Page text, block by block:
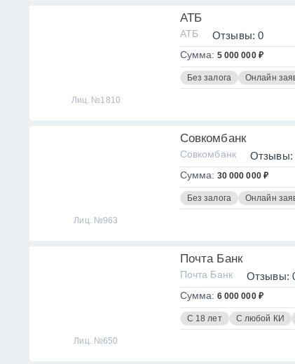
Лиц. №1810
АТБ
АТБ Отзывы: 0
Сумма: 5 000 000 ₽
Без залога Онлайн
Лиц. №963
Совкомбанк
Совкомбанк Отзывы:
Сумма: 30 000 000 ₽
Без залога Онлайн
Лиц. №650
Почта Банк
Почта Банк Отзывы:
Сумма: 6 000 000 ₽
С 18 лет С любой КИ